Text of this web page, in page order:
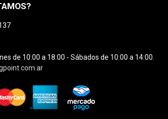
de 10:00 a 18:00 - Sábados de 10:00 a 14:00.